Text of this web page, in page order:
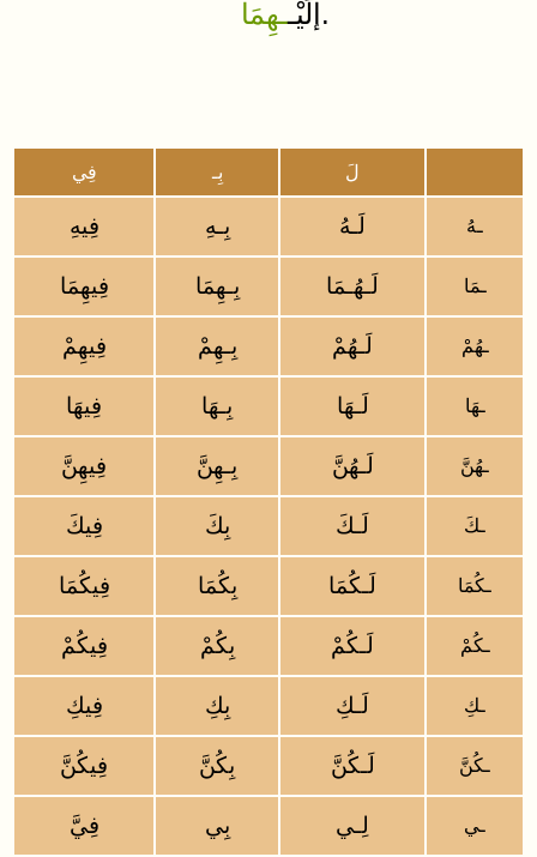
إلَيْــهِمَا .
فِي بِـ لَ
فِيهِ بِـهِ لَـهُ ـهُ
فِيهِمَا بِـهِمَا لَـهُـمَا ـمَا
فِيهِمْ بِـهِمْ لَـهُمْ ـهُمْ
فِيهَا بِـهَا لَـهَا ـهَا
فِيهِنَّ بِـهِنَّ لَـهُنَّ ـهُنَّ
فِيكَ بِكَ لَـكَ ـكَ
فِيكُمَا بِكُمَا لَـكُمَا ـكُمَا
فِيكُمْ بِكُمْ لَـكُمْ ـكُمْ
فِيكِ بِكِ لَـكِ ـكِ
فِيكُنَّ بِكُنَّ لَـكُنَّ ـكُنَّ
فِيَّ بِي لِـي ـي